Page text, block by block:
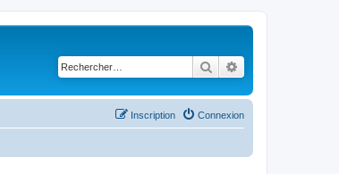
Rechercher
Connexion
Inscription